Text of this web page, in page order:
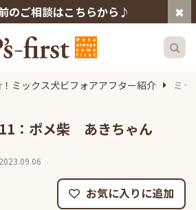
のご相談はこちらから♪
ミックス犬ビフォアアフター紹介 ミ
：ポメ柴 あきちゃん
2023.09.06
お気に入りに追加